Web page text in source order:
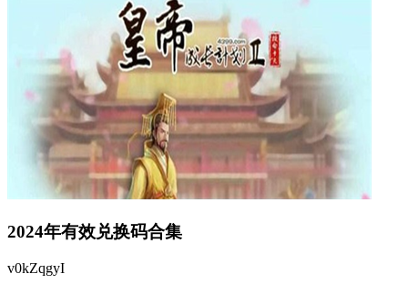
2024年有效兑换码合集
v0kZqgyI